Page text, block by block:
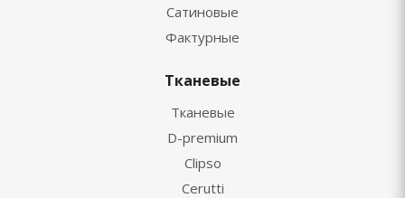
Сатиновые
Фактурные
Тканевые
Тканевые
D-premium
Clipso
Cerutti